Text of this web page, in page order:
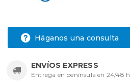
Háganos una consulta
ENVÍOS EXPRESS
Entrega en península en 24/48 h.